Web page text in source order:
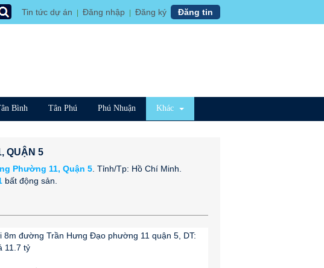
Tin tức dự án Đăng nhập Đăng ký Đăng tin
Bình Tân Phú Phú Nhuận Khác
QUẬN 5
Phường 11, Quận 5 . Tỉnh/Tp: Hồ Chí Minh.
bất động sản.
8m đường Trần Hưng Đạo phường 11 quận 5, DT:
11.7 tỷ